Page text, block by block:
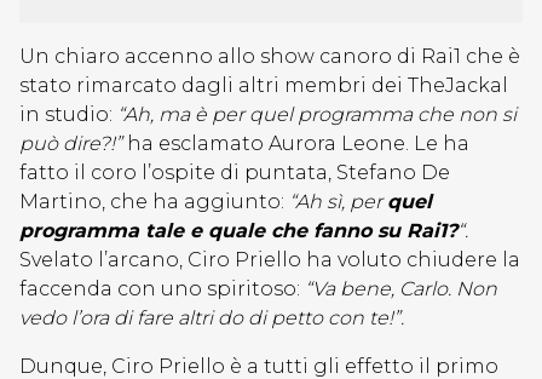
Un chiaro accenno allo show canoro di Rai1 che è
stato rimarcato dagli altri membri dei TheJackal
in studio: “Ah, ma è per quel programma che non si
può dire?!”ha esclamato Aurora Leone. Le ha
fatto il coro l’ospite di puntata, Stefano De
Martino, che ha aggiunto: “Ah sì, perquel
programma tale e quale che fanno su Rai1?“.
Svelato l’arcano, Ciro Priello ha voluto chiudere la
faccenda con uno spiritoso: “Va bene, Carlo. Non
vedo l’ora di fare altri do di petto con te!”.
Dunque, Ciro Priello è a tutti gli effetto il primo